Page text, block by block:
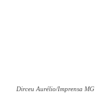
Dirceu Aurélio/Imprensa MG